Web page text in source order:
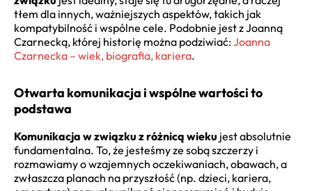
tłem dla innych, ważniejszych aspektów, takich jak
kompatybilność i wspólne cele. Podobnie jest z Joanną
Czarnecką, której historię można podziwiać:Joanna
Czarnecka – wiek, biografia, kariera.
Otwarta komunikacja i wspólne wartości to
podstawa
Komunikacja w związku z różnicą wieku jest absolutnie
fundamentalna. To, że jesteśmy ze sobą szczerzy i
rozmawiamy o wzajemnych oczekiwaniach, obawach, a
zwłaszcza planach na przyszłość (np. dzieci, kariera,